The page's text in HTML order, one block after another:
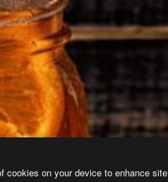
cookies on your device to enhance site